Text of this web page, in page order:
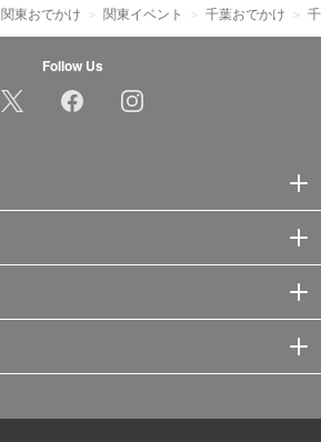
関東おでかけ 関東イベント 千葉おでかけ
Follow Us